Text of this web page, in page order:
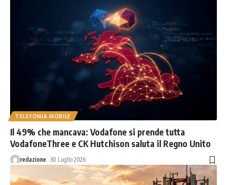
TELEFONIA MOBILE
Il 49% che mancava: Vodafone si prende tutta
VodafoneThree e CK Hutchison saluta il Regno Unito
redazione 30 Luglio 2026